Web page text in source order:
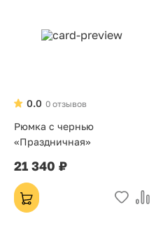
0 отзывов
0.0
Рюмка с чернью
«Праздничная»
21 340 ₽